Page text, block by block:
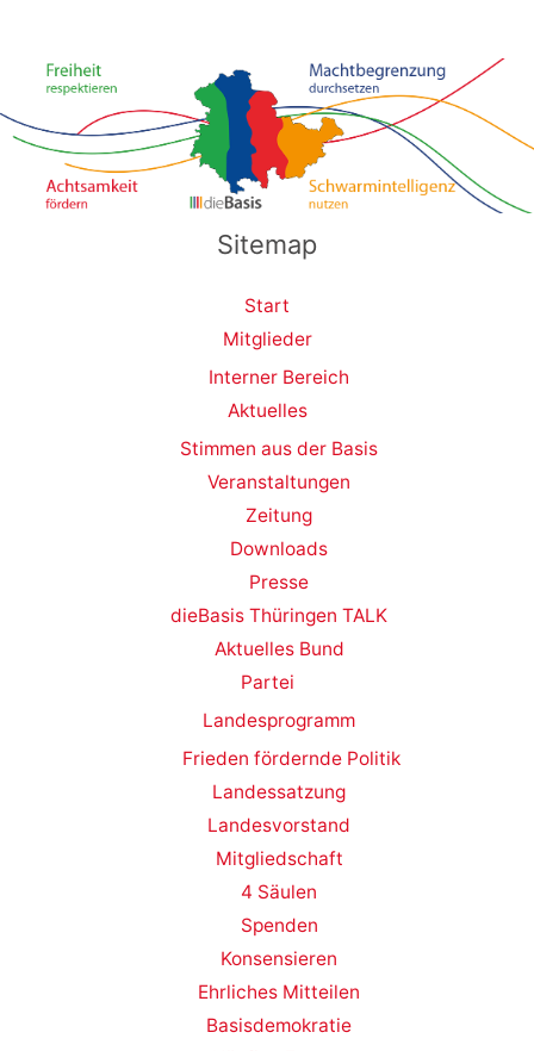
Sitemap
Start
Mitglieder
Interner Bereich
Aktuelles
Stimmen aus der Basis
Veranstaltungen
Zeitung
Downloads
Presse
dieBasis Thüringen TALK
Aktuelles Bund
Partei
Landesprogramm
Frieden fördernde Politik
Landessatzung
Landesvorstand
Mitgliedschaft
4 Säulen
Spenden
Konsensieren
Ehrliches Mitteilen
Basisdemokratie